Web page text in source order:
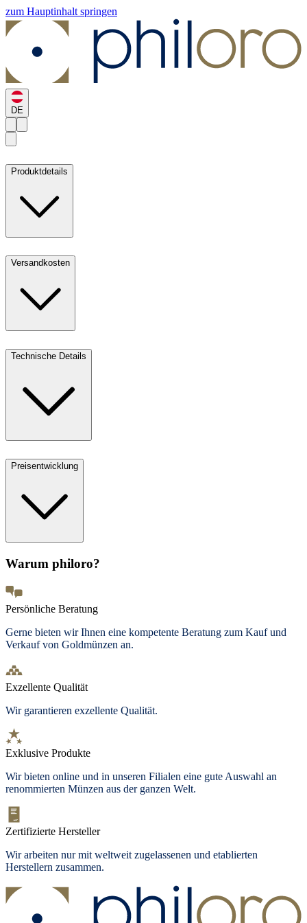
zum Hauptinhalt springen
DE
Produktdetails
Versandkosten
Technische Details
Preisentwicklung
Warum philoro?
Persönliche Beratung
Gerne bieten wir Ihnen eine kompetente Beratung zum Kauf und
Verkauf von Goldmünzen an.
Exzellente Qualität
Wir garantieren exzellente Qualität.
Exklusive Produkte
Wir bieten online und in unseren Filialen eine gute Auswahl an
renommierten Münzen aus der ganzen Welt.
Zertifizierte Hersteller
Wir arbeiten nur mit weltweit zugelassenen und etablierten
Herstellern zusammen.